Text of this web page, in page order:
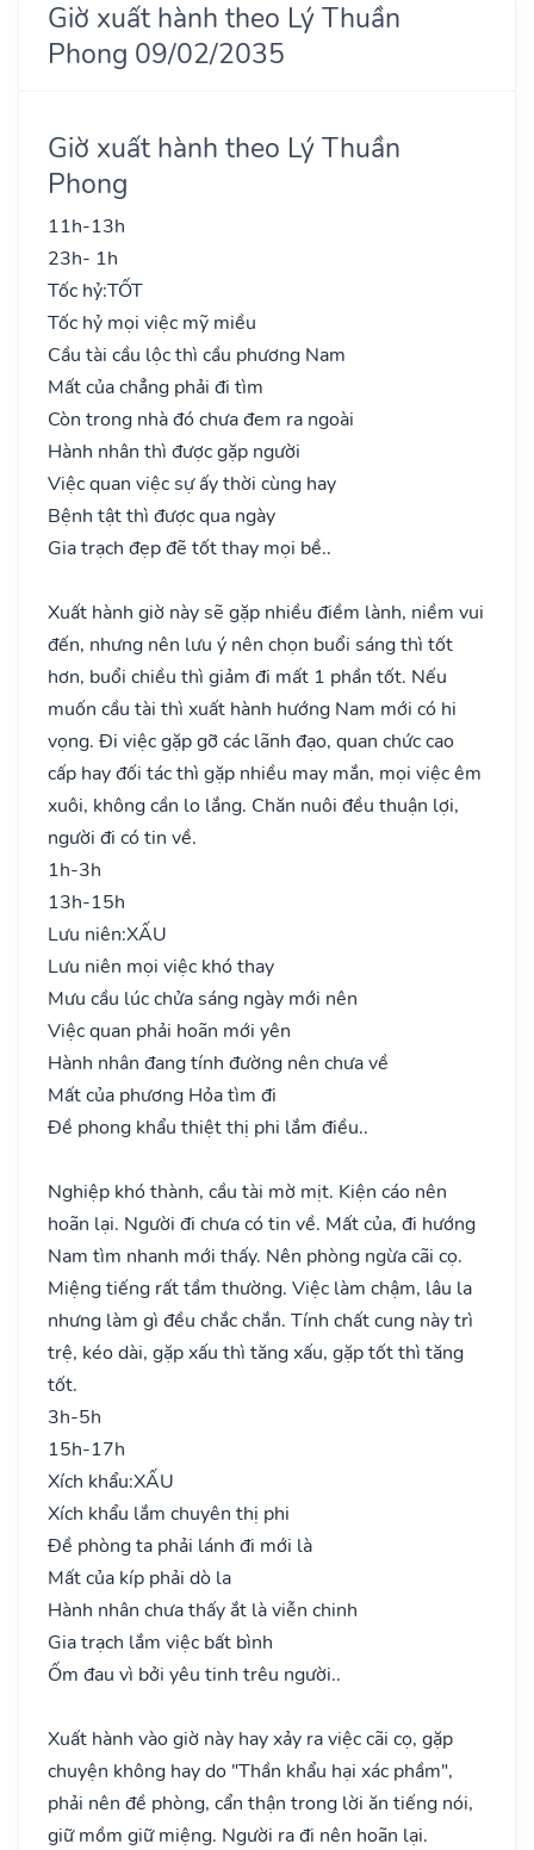
Giờ xuất hành theo Lý Thuần
Phong 09/02/2035
Giờ xuất hành theo Lý Thuần
Phong
11h-13h
23h- 1h
Tốc hỷ:TỐT
Tốc hỷ mọi việc mỹ miều
Cầu tài cầu lộc thì cầu phương Nam
Mất của chẳng phải đi tìm
Còn trong nhà đó chưa đem ra ngoài
Hành nhân thì được gặp người
Việc quan việc sự ấy thời cùng hay
Bệnh tật thì được qua ngày
Gia trạch đẹp đẽ tốt thay mọi bề..
Xuất hành giờ này sẽ gặp nhiều điềm lành, niềm vui
đến, nhưng nên lưu ý nên chọn buổi sáng thì tốt
hơn, buổi chiều thì giảm đi mất 1 phần tốt. Nếu
muốn cầu tài thì xuất hành hướng Nam mới có hi
vọng. Đi việc gặp gỡ các lãnh đạo, quan chức cao
cấp hay đối tác thì gặp nhiều may mắn, mọi việc êm
xuôi, không cần lo lắng. Chăn nuôi đều thuận lợi,
người đi có tin về.
1h-3h
13h-15h
Lưu niên:XẤU
Lưu niên mọi việc khó thay
Mưu cầu lúc chửa sáng ngày mới nên
Việc quan phải hoãn mới yên
Hành nhân đang tính đường nên chưa về
Mất của phương Hỏa tìm đi
Đề phong khẩu thiệt thị phi lắm điều..
Nghiệp khó thành, cầu tài mờ mịt. Kiện cáo nên
hoãn lại. Người đi chưa có tin về. Mất của, đi hướng
Nam tìm nhanh mới thấy. Nên phòng ngừa cãi cọ.
Miệng tiếng rất tầm thường. Việc làm chậm, lâu la
nhưng làm gì đều chắc chắn. Tính chất cung này trì
trệ, kéo dài, gặp xấu thì tăng xấu, gặp tốt thì tăng
tốt.
3h-5h
15h-17h
Xích khẩu:XẤU
Xích khẩu lắm chuyên thị phi
Đề phòng ta phải lánh đi mới là
Mất của kíp phải dò la
Hành nhân chưa thấy ắt là viễn chinh
Gia trạch lắm việc bất bình
Ốm đau vì bởi yêu tinh trêu người..
Xuất hành vào giờ này hay xảy ra việc cãi cọ, gặp
chuyện không hay do "Thần khẩu hại xác phầm",
phải nên đề phòng, cẩn thận trong lời ăn tiếng nói,
giữ mồm giữ miệng. Người ra đi nên hoãn lại.